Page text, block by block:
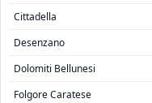
Cittadella
Desenzano
Dolomiti Bellunesi
Folgore Caratese